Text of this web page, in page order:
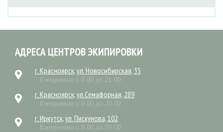
АДРЕСА ЦЕНТРОВ ЭКИПИРОВКИ
г. Красноярск, ул. Новосибирская, 35
Ежедневно с 9.00 до 21.00
г. Красноярск, ул.Семафорная, 289
Ежедневно с 9.00 до 20.00
г. Иркутск, ул. Пискунова, 102
Ежедневно с 9.00 до 20.00